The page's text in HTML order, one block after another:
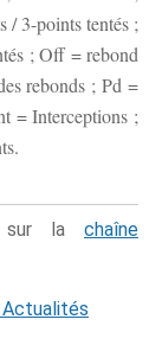
/ 3-points tentés ;
; Off = rebond
rebonds ; Pd =
= Interceptions ;
sur la chaîne
Actualités